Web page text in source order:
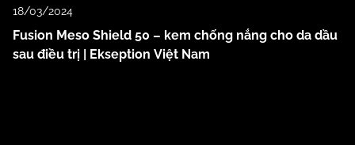
18/03/2024
Fusion Meso Shield 50 – kem chống nắng cho da dầu
sau điều trị | Ekseption Việt Nam